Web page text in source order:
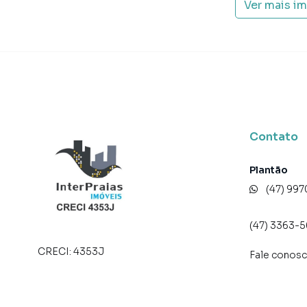
caráter ilustrativo e que a aquisição de
condomínio/condômino.
Apartamento para Venda em região
equipe pelo telefone (47) 99709-2710.
Ver mais
CRECI: 4353J
Contato
Plantão
(47)
(47) 3363-
Fale